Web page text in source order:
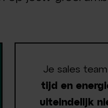
Je sales
tijd en
uiteindelijk